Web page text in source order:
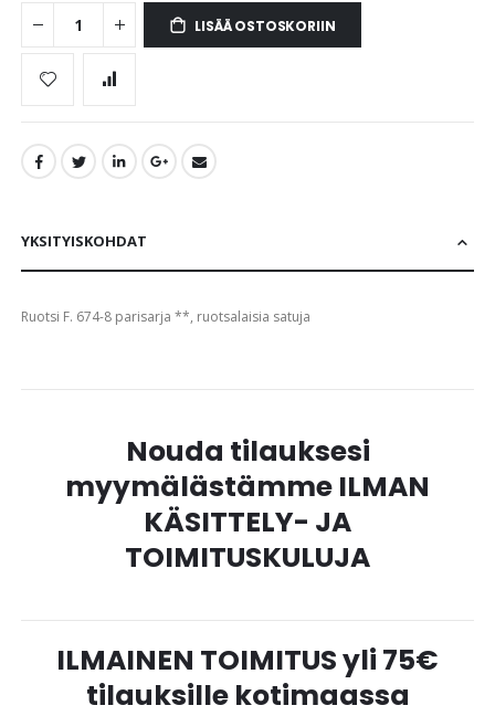
LISÄÄ OSTOSKORIIN
YKSITYISKOHDAT
Ruotsi F. 674-8 parisarja **, ruotsalaisia satuja
Nouda tilauksesi
myymälästämme ILMAN
KÄSITTELY- JA
TOIMITUSKULUJA
ILMAINEN TOIMITUS yli 75€
tilauksille kotimaassa